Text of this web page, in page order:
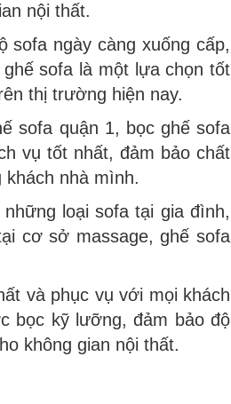
nội thất.
sofa ngày càng xuống cấp,
sofa là một lựa chọn tốt
thị trường hiện nay.
sofa quận 1, bọc ghế sofa
vụ tốt nhất, đảm bảo chất
nhà mình.
loại sofa tại gia đình,
cơ sở massage, ghế sofa
và phục vụ với mọi khách
bọc kỹ lưỡng, đảm bảo độ
không gian nội thất.